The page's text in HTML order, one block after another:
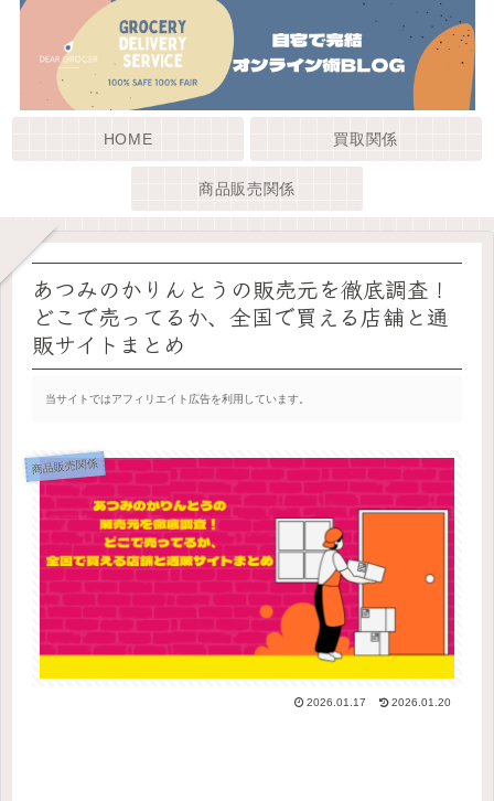
HOME 買取関係
商品販売関係
あつみのかりんとうの販売元を徹底調査！
どこで売ってるか、全国で買える店舗と通
販サイトまとめ
当サイトではアフィリエイト広告を利用しています。
商品販売関係
2026.01.17 2026.01.20